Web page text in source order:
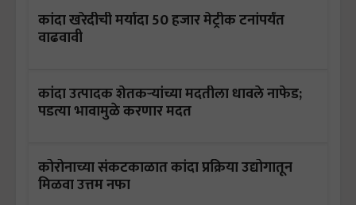
कांदा खरेदीची मर्यादा 50 हजार मेट्रीक टनांपर्यंत
वाढवावी
कांदा उत्पादक शेतकऱ्यांच्या मदतीला धावले नाफेड;
पडत्या भावामुळे करणार मदत
कोरोनाच्या संकटकाळात कांदा प्रक्रिया उद्योगातून
मिळवा उत्तम नफा